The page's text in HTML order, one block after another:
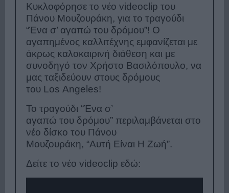
Κυκλοφόρησε το νέο videoclip του
Πάνου Μουζουράκη, για το τραγούδι
“Ένα σ’ αγαπώ του δρόμου”! Ο
αγαπημένος καλλιτέχνης εμφανίζεται με
άκρως καλοκαιρινή διάθεση και με
συνοδηγό τον Χρήστο Βασιλόπουλο, να
μας ταξιδεύουν στους δρόμους
του Los Angeles!
Το τραγούδι “Ένα σ’
αγαπώ του δρόμου” περιλαμβάνεται στο
νέο δίσκο του Πάνου
Μουζουράκη, “Αυτή Είναι Η Ζωή”.
Δείτε το νέο videoclip εδώ: